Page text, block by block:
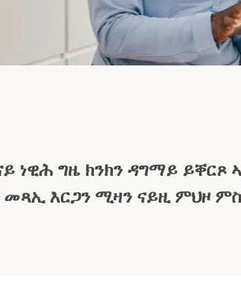
ነዊሕ ግዜ ክንክን ዳግማይ ይቐርጾ
እርጋን ሚዛን ናይዚ ምህዞ